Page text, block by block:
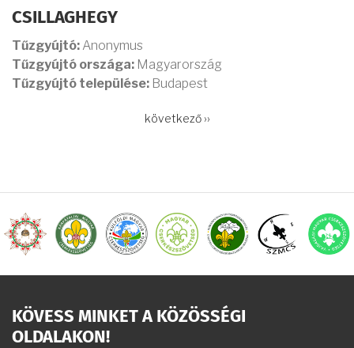
CSILLAGHEGY
Tűzgyújtó: Anonymus
Tűzgyújtó országa: Magyarország
Tűzgyújtó települése: Budapest
Következő
következő ››
KÖVESS MINKET A KÖZÖSSÉGI
OLDALAKON!